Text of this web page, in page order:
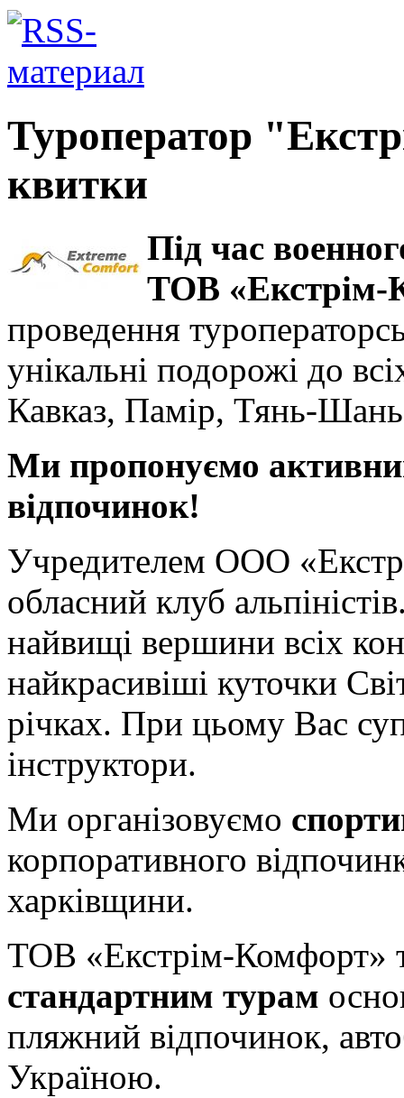
Туроператор
квитки
Під час
ТОВ «Екстрім-
проведення
унікальні подорожі до
Кавказ, Памір, Тянь-
Ми пропонуємо
відпочинок!
Учредителем ООО
обласний клуб
найвищі вершини всіх
найкрасивіші куточки
річках. При цьому Вас
інструктори.
Ми організовуємо
корпоративного
харківщини.
ТОВ «Екстрім-Комфорт»
стандартним турам
пляжний відпочинок,
Україною.